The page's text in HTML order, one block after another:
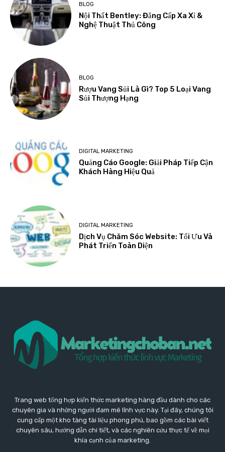
BLOG
Nội Thất Bentley: Đẳng Cấp Xa Xỉ &
Nghệ Thuật Thủ Công
BLOG
Rượu Vang Sủi Là Gì? Top 5 Loại Vang
Sủi Thượng Hạng
DIGITAL MARKETING
Quảng Cáo Google: Giải Pháp Tiếp Cận
Khách Hàng Hiệu Quả
DIGITAL MARKETING
Dịch Vụ Chăm Sóc Website: Tối Ưu Và
Phát Triển Toàn Diện
Trang web tổng hợp kiến thức marketing hàng đầu dành cho các
chuyên gia và những người đam mê lĩnh vực này. Tại đây, chúng tôi
cung cấp một kho tàng tài liệu phong phú, bao gồm các bài viết
chuyên sâu, hướng dẫn chi tiết, và các nghiên cứu thực tế về mọi
khía cạnh của marketing.